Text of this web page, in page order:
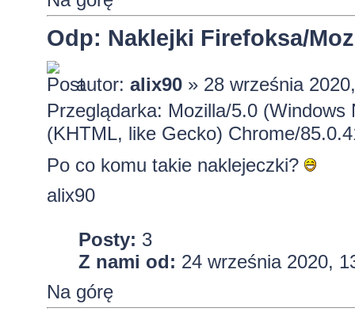
Odp: Naklejki Firefoksa/
autor: alix90» 28 września
Przeglądarka: Mozilla/5.0
(KHTML, like Gecko) Chrome/
Po co komu takie naklejeczki?
alix90
Posty: 3
Z nami od: 24 września 2020,
Na górę